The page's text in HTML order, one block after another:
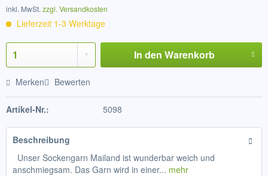
inkl. MwSt. zzgl. Versandkosten
Lieferzeit 1-3 Werktage
In den Warenkorb
Merken Bewerten
Artikel-Nr.: 5098
Beschreibung
Unser Sockengarn Mailand ist wunderbar weich und
anschmiegsam. Das Garn wird in einer... mehr